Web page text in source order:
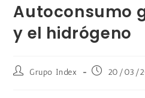
Autoconsumo
y el hidrógeno
Grupo Index 20/03/